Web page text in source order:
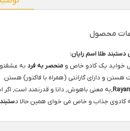
محصول
دستبند طلا اسم رایان:
خواید یک کادو خاص و منحصر به فرد به
هستن و دارای گارانتی (همراه با فاکتور) هستن.
Rayan,به معنی باهوش, دانا و قدرنمند است,
کادوی جذاب و خاص می خوای همین حالا د